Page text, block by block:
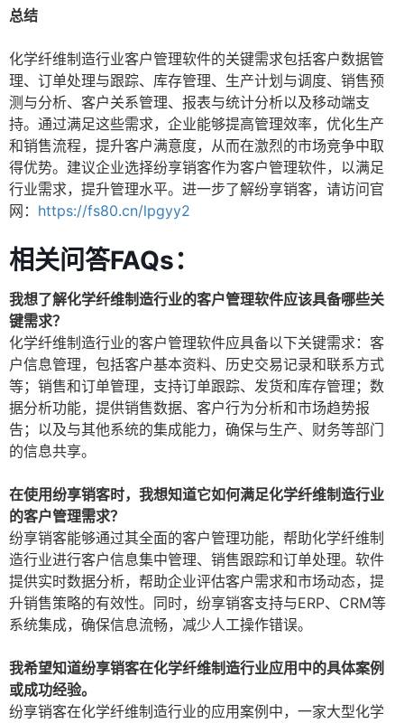
总结
化学纤维制造行业客户管理软件的关键需求包括客户数据管
理、订单处理与跟踪、库存管理、生产计划与调度、销售预
测与分析、客户关系管理、报表与统计分析以及移动端支
持。通过满足这些需求，企业能够提高管理效率，优化生产
和销售流程，提升客户满意度，从而在激烈的市场竞争中取
得优势。建议企业选择纷享销客作为客户管理软件，以满足
行业需求，提升管理水平。进一步了解纷享销客，请访问官
网： https://fs80.cn/lpgyy2
相关问答FAQs：
我想了解化学纤维制造行业的客户管理软件应该具备哪些关
键需求？
化学纤维制造行业的客户管理软件应具备以下关键需求：客
户信息管理，包括客户基本资料、历史交易记录和联系方式
等；销售和订单管理，支持订单跟踪、发货和库存管理；数
据分析功能，提供销售数据、客户行为分析和市场趋势报
告；以及与其他系统的集成能力，确保与生产、财务等部门
的信息共享。
在使用纷享销客时，我想知道它如何满足化学纤维制造行业
的客户管理需求？
纷享销客能够通过其全面的客户管理功能，帮助化学纤维制
造行业进行客户信息集中管理、销售跟踪和订单处理。软件
提供实时数据分析，帮助企业评估客户需求和市场动态，提
升销售策略的有效性。同时，纷享销客支持与ERP、CRM等
系统集成，确保信息流畅，减少人工操作错误。
我希望知道纷享销客在化学纤维制造行业应用中的具体案例
或成功经验。
纷享销客在化学纤维制造行业的应用案例中，一家大型化学